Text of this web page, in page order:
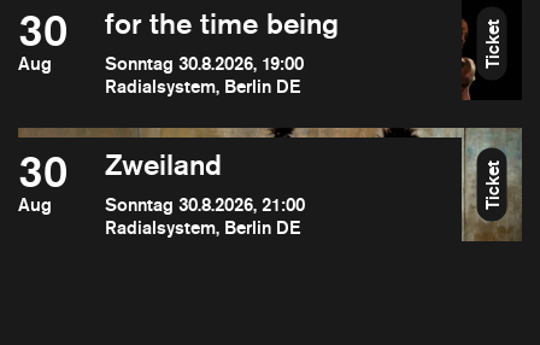
30
Aug
for the time being
Sonntag 30.8.2026, 19:00
Radialsystem, Berlin DE
Ticket
30
Aug
Zweiland
Sonntag 30.8.2026, 21:00
Radialsystem, Berlin DE
Ticket